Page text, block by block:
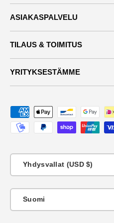
ASIAKASPALVELU
TILAUS & TOIMITUS
YRITYKSESTÄMME
Maksutavat
Yhdysvallat (USD $)
Suomi